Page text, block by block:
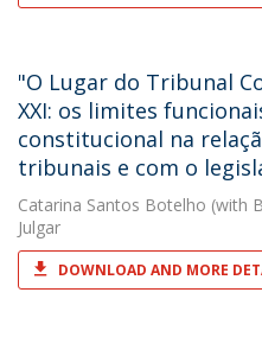
"O Lugar do Tribunal
XXI: os limites
constitucional na
tribunais e com o
Catarina Santos Botelho (with
Julgar
DOWNLOAD AND MORE